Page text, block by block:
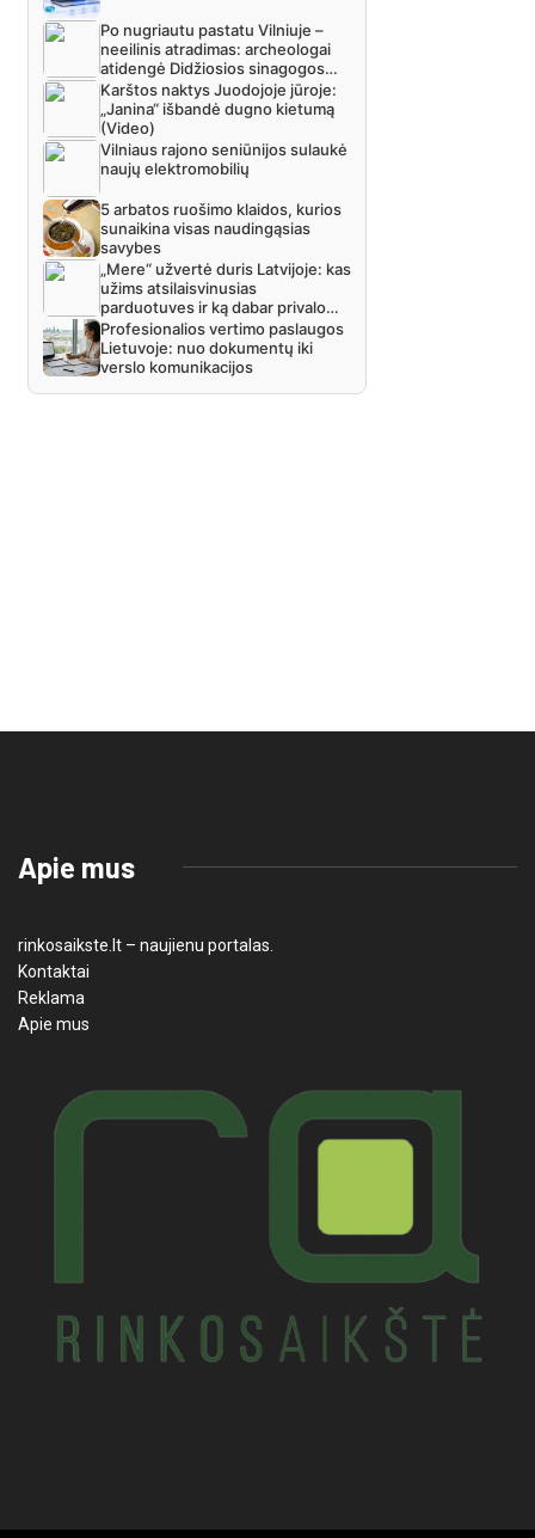
Apie mus
rinkosaikste.lt – naujienu portalas.
Kontaktai
Reklama
Apie mus